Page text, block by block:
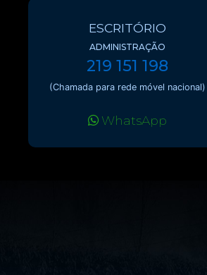
ESCRITÓRIO
ADMINISTRAÇÃO
219 151 198
(Chamada para rede móvel nacional)
WhatsApp